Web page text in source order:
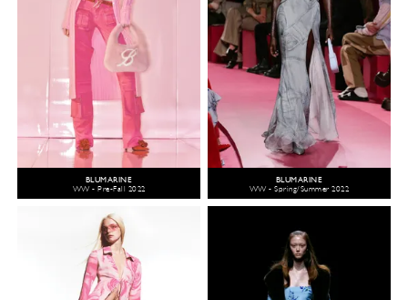
BLUMARINE
WW - Pre-Fall 2022
BLUMARINE
WW - Spring/Summer 2022